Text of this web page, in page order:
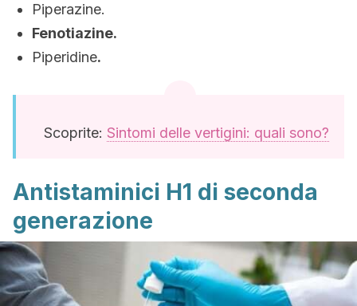
Piperazine.
Fenotiazine.
Piperidine.
Scoprite: Sintomi delle vertigini: quali sono?
Antistaminici H1 di seconda
generazione